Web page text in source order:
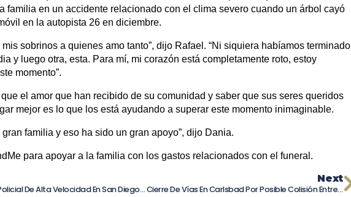
familia en un accidente relacionado con el clima severo cuando un árbol cayó
en la autopista 26 en diciembre.
mis sobrinos a quienes amo tanto”, dijo Rafael. “Ni siquiera habíamos terminado
y luego otra, esta. Para mí, mi corazón está completamente roto, estoy
momento”.
el amor que han recibido de su comunidad y saber que sus seres queridos
mejor es lo que los está ayudando a superar este momento inimaginable.
gran familia y eso ha sido un gran apoyo”, dijo Dania.
para apoyar a la familia con los gastos relacionados con el funeral.
Persecución Policial De Alta Velocidad En San Diego Termina En Accidente
Next
Cierre De Vías En Carlsbad Por Posible Colisión Entre Peatón Y Tren